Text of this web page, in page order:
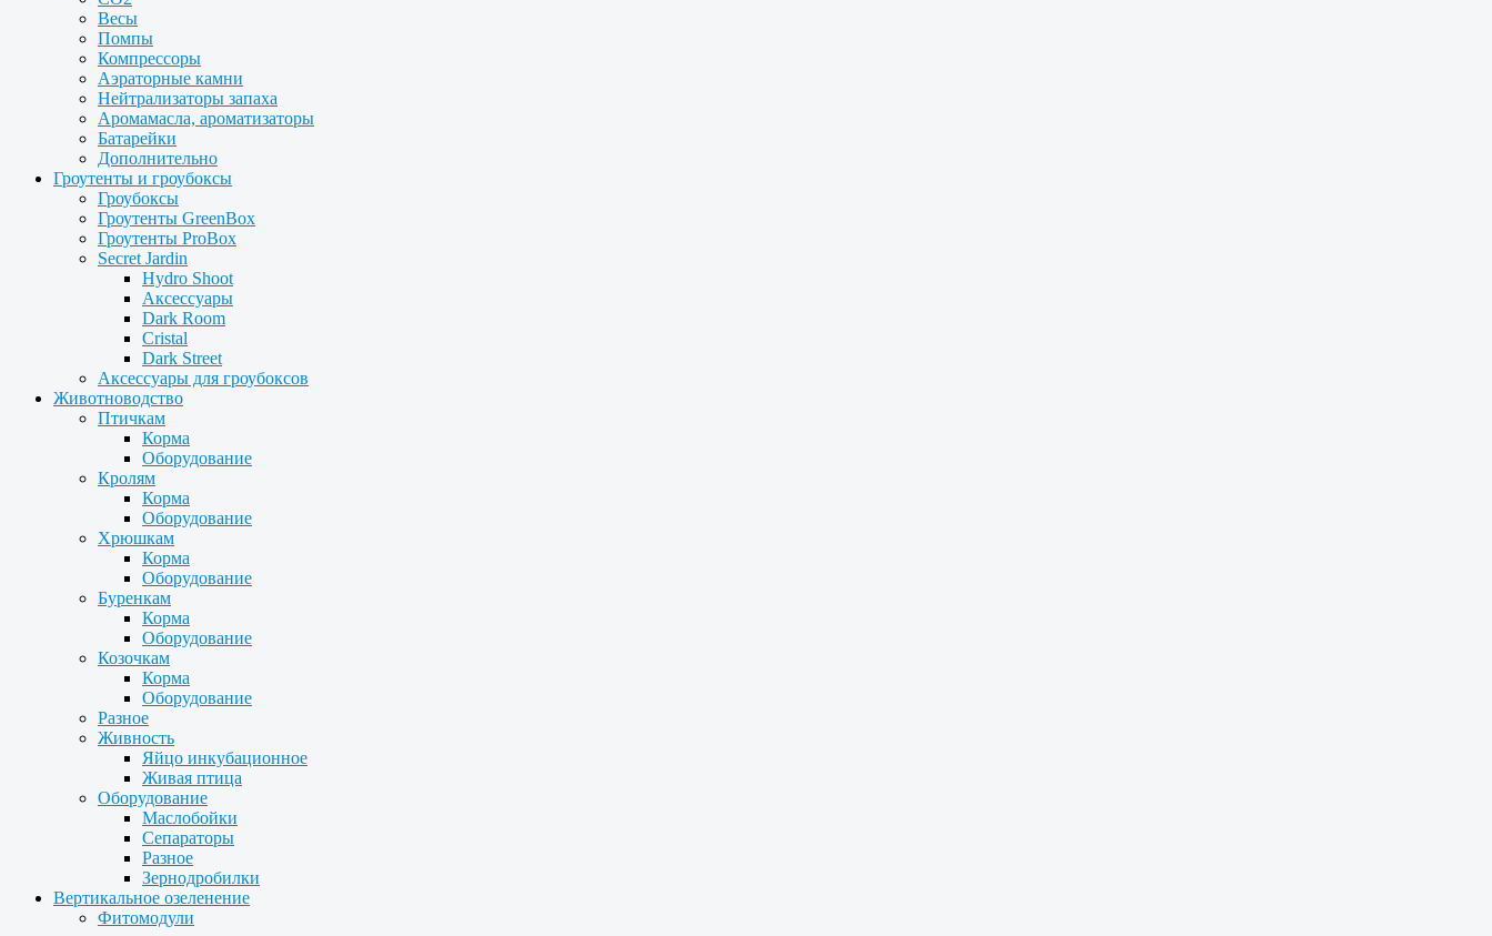
Весы
Помпы
Компрессоры
Аэраторные камни
Нейтрализаторы запаха
Аромамасла, ароматизаторы
Батарейки
Дополнительно
Гроутенты и гроубоксы
Гроубоксы
Гроутенты GreenBox
Гроутенты ProBox
Secret Jardin
Hydro Shoot
Аксессуары
Dark Room
Cristal
Dark Street
Аксессуары для гроубоксов
Животноводство
Птичкам
Корма
Оборудование
Кролям
Корма
Оборудование
Хрюшкам
Корма
Оборудование
Буренкам
Корма
Оборудование
Козочкам
Корма
Оборудование
Разное
Живность
Яйцо инкубационное
Живая птица
Оборудование
Маслобойки
Сепараторы
Разное
Зернодробилки
Вертикальное озеленение
Фитомодули